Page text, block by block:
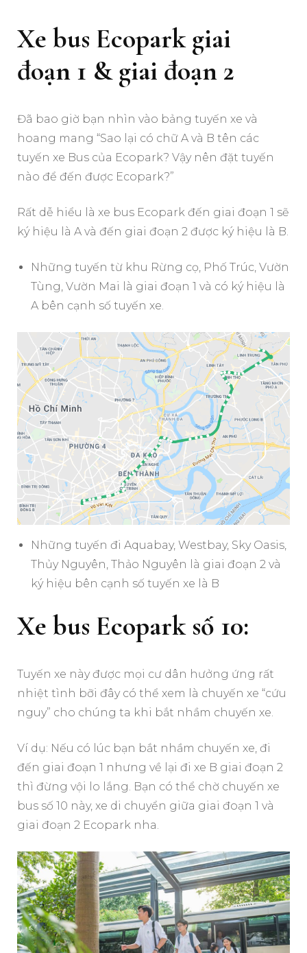
Xe bus Ecopark giai
đoạn 1 & giai đoạn 2
Đã bao giờ bạn nhìn vào bảng tuyến xe và
hoang mang “Sao lại có chữ A và B tên các
tuyến xe Bus của Ecopark? Vậy nên đặt tuyến
nào để đến được Ecopark?”
Rất dễ hiểu là xe bus Ecopark đến giai đoạn 1 sẽ
ký hiệu là A và đến giai đoạn 2 được ký hiệu là B.
Những tuyến từ khu Rừng cọ, Phố Trúc, Vườn
Tùng, Vườn Mai là giai đoạn 1 và có ký hiệu là
A bên cạnh số tuyến xe.
Những tuyến đi Aquabay, Westbay, Sky Oasis,
Thủy Nguyên, Thảo Nguyên là giai đoạn 2 và
ký hiệu bên cạnh số tuyến xe là B
Xe bus Ecopark số 10:
Tuyến xe này được mọi cư dân hưởng ứng rất
nhiệt tình bỡi đây có thể xem là chuyến xe “cứu
nguy” cho chúng ta khi bắt nhầm chuyến xe.
Ví dụ: Nếu có lúc bạn bắt nhầm chuyến xe, đi
đến giai đoạn 1 nhưng về lại đi xe B giai đoạn 2
thì đừng vội lo lắng. Bạn có thể chờ chuyến xe
bus số 10 này, xe di chuyển giữa giai đoạn 1 và
giai đoạn 2 Ecopark nha.